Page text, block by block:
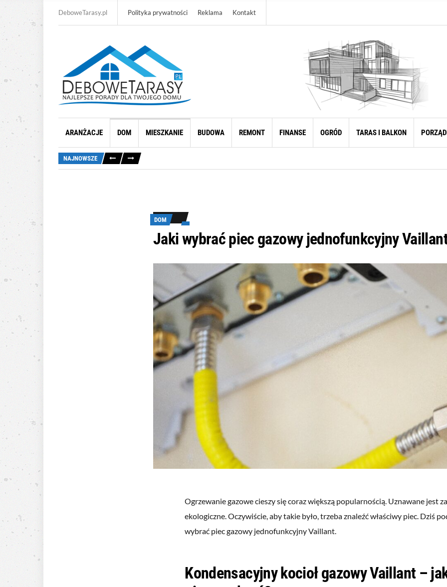
DeboweTarasy.pl Polityka prywatności Reklama Kontakt
ARANŻACJE DOM MIESZKANIE BUDOWA REMONT FINANSE OGRÓD TARAS I BALKON
NAJNOWSZE
DOM
Jaki wybrać piec gazowy jednofunkcyjny
Ogrzewanie gazowe cieszy się coraz większą popularnością. Uznawane jest
ekologiczne. Oczywiście, aby takie było, trzeba znaleźć właściwy piec. Dziś
wybrać piec gazowy jednofunkcyjny Vaillant.
Kondensacyjny kocioł gazowy Vaillant –